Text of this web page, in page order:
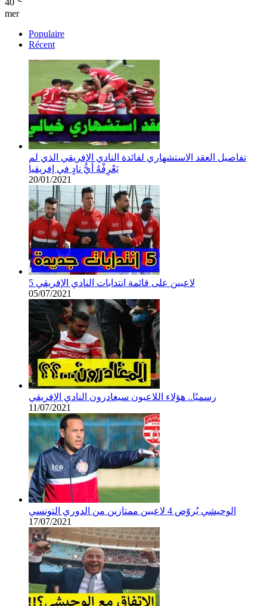
40
mer
Populaire
Récent
تفاصيل العقد الاستشهاري لفائدة النادي الإفريقي الذي لم
يَعْرِفْهُ أيُّ نادٍ في إفريقيا
20/01/2021
5 لاعبين على قائمة انتدابات النادي الإفريقي
05/07/2021
رسميًا.. هؤلاء اللاعبون سيغادرون النادي الإفريقي
11/07/2021
الوحيشي يُروّض 4 لاعبين ممتازين من الدوري التونسي
17/07/2021